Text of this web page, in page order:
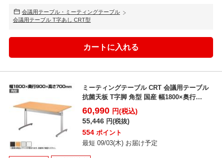
会議用テーブル・ミーティングテーブル
会議用テーブル T字あし CRT型
ミーティングテーブル CRT 会議用テーブル
抗菌天板 T字脚 角型 国産 幅1800×奥行
900m...
60,990 円(税込)
55,446 円(税抜)
554 ポイント
最短 09/03(木) お届け予定